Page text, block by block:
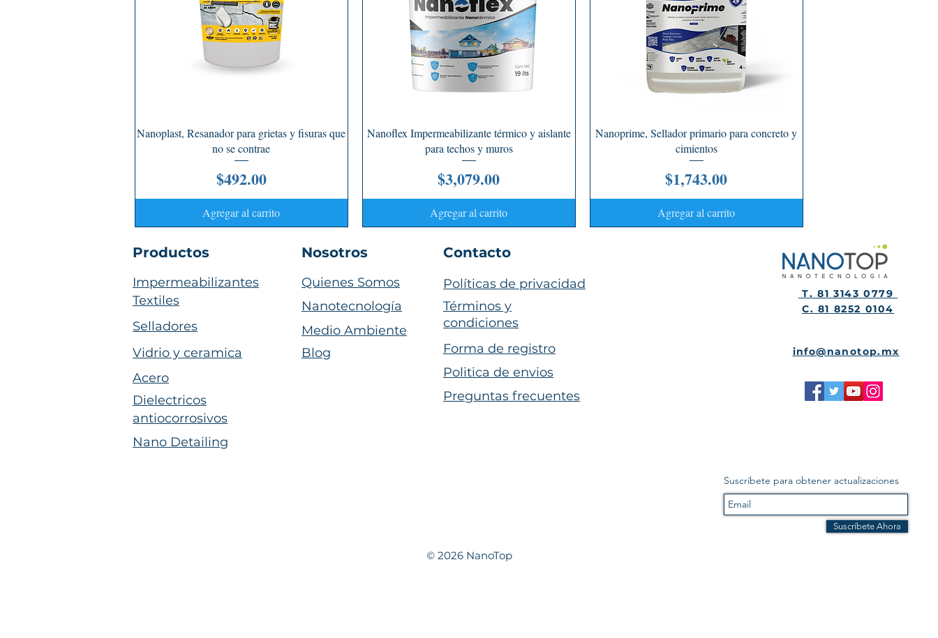
Vista rápida
Nanoplast, Resanador para grietas y fisuras que
no se contrae
Precio
$492.00
Agregar al carrito
Vista rápida
Nanoflex Impermeabilizante térmico y aislante
para techos y muros
Precio
$3,079.00
Agregar al carrito
Vista rápida
Nanoprime, Sellador primario para concreto y
cimientos
Precio
$1,743.00
Agregar al carrito
T. 81 3143 0779
C. 81 8252 0104
Productos Contacto
Impermeabilizantes
Textiles
Vidrio y ceramica
Selladores
Acero
Quienes Somos
Nanotecnología
Medio Ambiente
Dielectricos
antiocorrosivos
Términos y
condiciones
Políticas de privacidad
Suscríbete para obtener actualizaciones
Suscríbete Ahora
Nano Detailing
info@nanotop.mx
Nosotros
Blog Forma de registro
Preguntas frecuentes
Politica de envios
© 2026 NanoTop